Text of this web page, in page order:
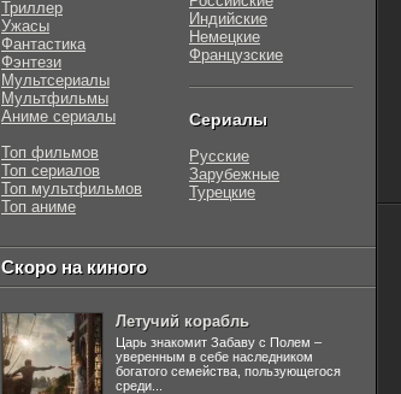
Триллер
Ужасы
Фантастика
Фэнтези
Мультсериалы
Мультфильмы
Аниме сериалы
Топ фильмов
Топ сериалов
Топ мультфильмов
Топ аниме
Индийские
Немецкие
Французские
Сериалы
Русские
Зарубежные
Турецкие
Скоро на киного
Летучий корабль
Царь знакомит Забаву с Полем –
уверенным в себе наследником
богатого семейства, пользующегося
среди...